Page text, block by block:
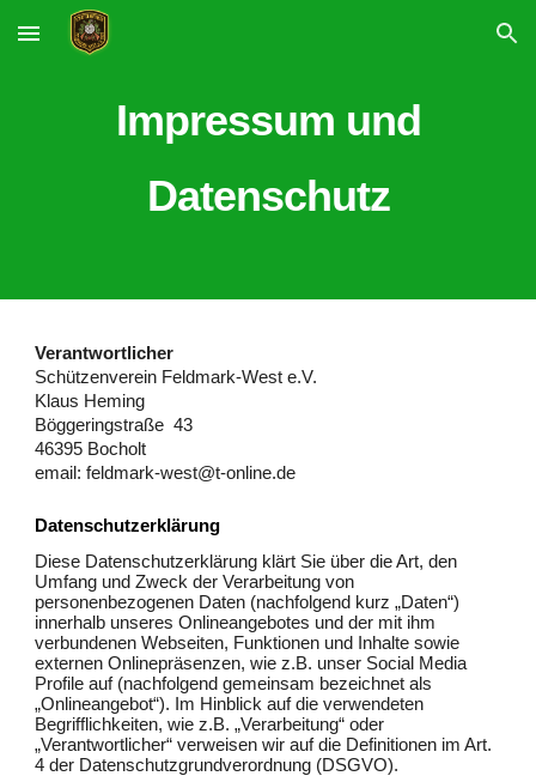
Skip to main content Skip to navigation
Impressum und
Datenschutz
Verantwortlicher
Schützenverein Feldmark-West e.V.
Klaus Heming
Böggeringstraße 43
46395 Bocholt
email: feldmark-west@t-online.de
Datenschutzerklärung
Diese Datenschutzerklärung klärt Sie über die Art, den
Umfang und Zweck der Verarbeitung von
personenbezogenen Daten (nachfolgend kurz „Daten“)
innerhalb unseres Onlineangebotes und der mit ihm
verbundenen Webseiten, Funktionen und Inhalte sowie
externen Onlinepräsenzen, wie z.B. unser Social Media
Profile auf (nachfolgend gemeinsam bezeichnet als
„Onlineangebot“). Im Hinblick auf die verwendeten
Begrifflichkeiten, wie z.B. „Verarbeitung“ oder
„Verantwortlicher“ verweisen wir auf die Definitionen im Art.
4 der Datenschutzgrundverordnung (DSGVO).